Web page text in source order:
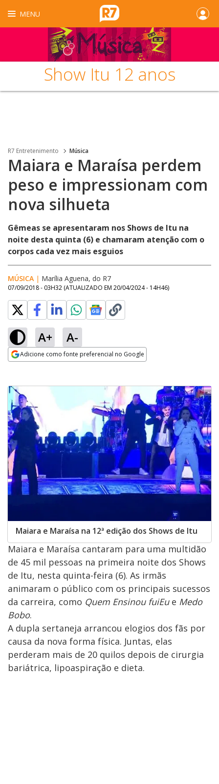
MENU
Show Itu 12 anos
R7 Entretenimento Música
Maiara e Maraísa perdem
peso e impressionam com
nova silhueta
Gêmeas se apresentaram nos Shows de Itu na
noite desta quinta (6) e chamaram atenção com o
corpos cada vez mais esguios
MÚSICA | Marília Aguena, do R7
07/09/2018 - 03H32 (ATUALIZADO EM 20/04/2024 - 14H46)
A+ A-
Adicione como fonte preferencial no Google
Maiara e Maraísa na 12ª edição dos Shows de Itu
Maiara e Maraísa cantaram para uma multidão
de 45 mil pessoas na primeira noite dos Shows
de Itu, nesta quinta-feira (6). As irmãs
animaram o público com os principais sucessos
da carreira, como Quem Ensinou fuiEu e Medo
Bobo.
A dupla sertaneja arrancou elogios dos fãs por
causa da nova forma física. Juntas, elas
perderam mais de 20 quilos depois de cirurgia
bariátrica, lipoaspiração e dieta.